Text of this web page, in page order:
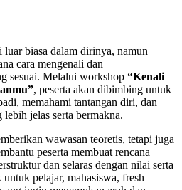
biasa dalam dirinya, namun
cara mengenali dan
sesuai. Melalui workshop “Kenali
, peserta akan dibimbing untuk
memahami tantangan diri, dan
jelas serta bermakna.
wawasan teoretis, tetapi juga
peserta membuat rencana
dan selaras dengan nilai serta
pelajar, mahasiswa, fresh